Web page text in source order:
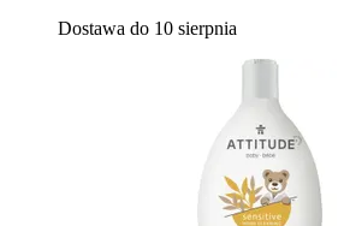
Dostawa do 10 sierpnia